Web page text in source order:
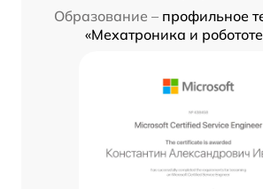
Образование – профильное
«Мехатроника и